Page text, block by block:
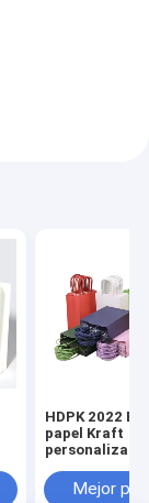
HDPK 2022
papel Kraft
personal
papel regalo
Mejor